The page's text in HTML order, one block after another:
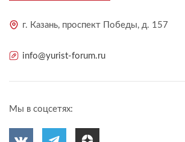
г. Казань, проспект Победы, д. 157
info@yurist-forum.ru
Мы в соцсетях: